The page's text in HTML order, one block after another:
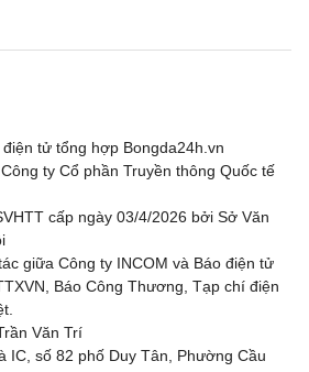
tử tổng hợp Bongda24h.vn
ty Cổ phần Truyền thông Quốc tế
cấp ngày 03/4/2026 bởi Sở Văn
giữa Công ty INCOM và Báo điện tử
Báo Công Thương, Tạp chí điện
Văn Trí
IC, số 82 phố Duy Tân, Phường Cầu